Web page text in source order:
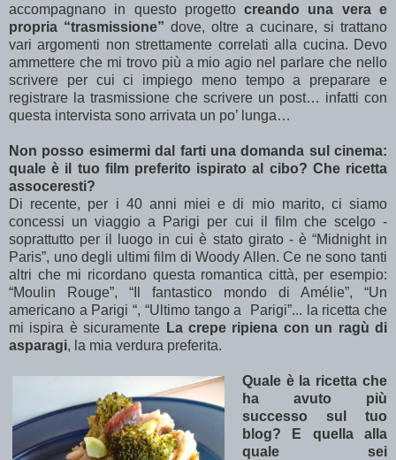
accompagnano in questo progettocreando una vera e
propria “trasmissione”dove, oltre a cucinare, si trattano
vari argomenti non strettamente correlati alla cucina. Devo
ammettere che mi trovo più a mio agio nel parlare che nello
scrivere per cui ci impiego meno tempo a preparare e
registrare la trasmissione che scrivere un post… infatti con
questa intervista sono arrivata un po’ lunga…
Non posso esimermi dal farti una domanda sul cinema:
quale è il tuo film preferito ispirato al cibo? Che ricetta
assoceresti?
Di recente, per i 40 anni miei e di mio marito, ci siamo
concessi un viaggio a Parigi per cui il film che scelgo -
soprattutto per il luogo in cui è stato girato - è “Midnight in
Paris”, uno degli ultimi film di Woody Allen. Ce ne sono tanti
altri che mi ricordano questa romantica città, per esempio:
“Moulin Rouge”, “Il fantastico mondo di Amélie”, “Un
americano a Parigi “, “Ultimo tango a Parigi”... la ricetta che
mi ispira è sicuramente La crepe ripiena con un ragù di
asparagi, la mia verdura preferita.
Quale è la ricetta che
ha avuto più
successo sul tuo
blog? E quella alla
quale sei